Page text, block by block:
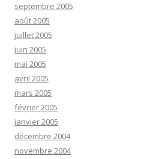
septembre 2005
août 2005
juillet 2005
juin 2005
mai 2005
avril 2005
mars 2005
février 2005
janvier 2005
décembre 2004
novembre 2004